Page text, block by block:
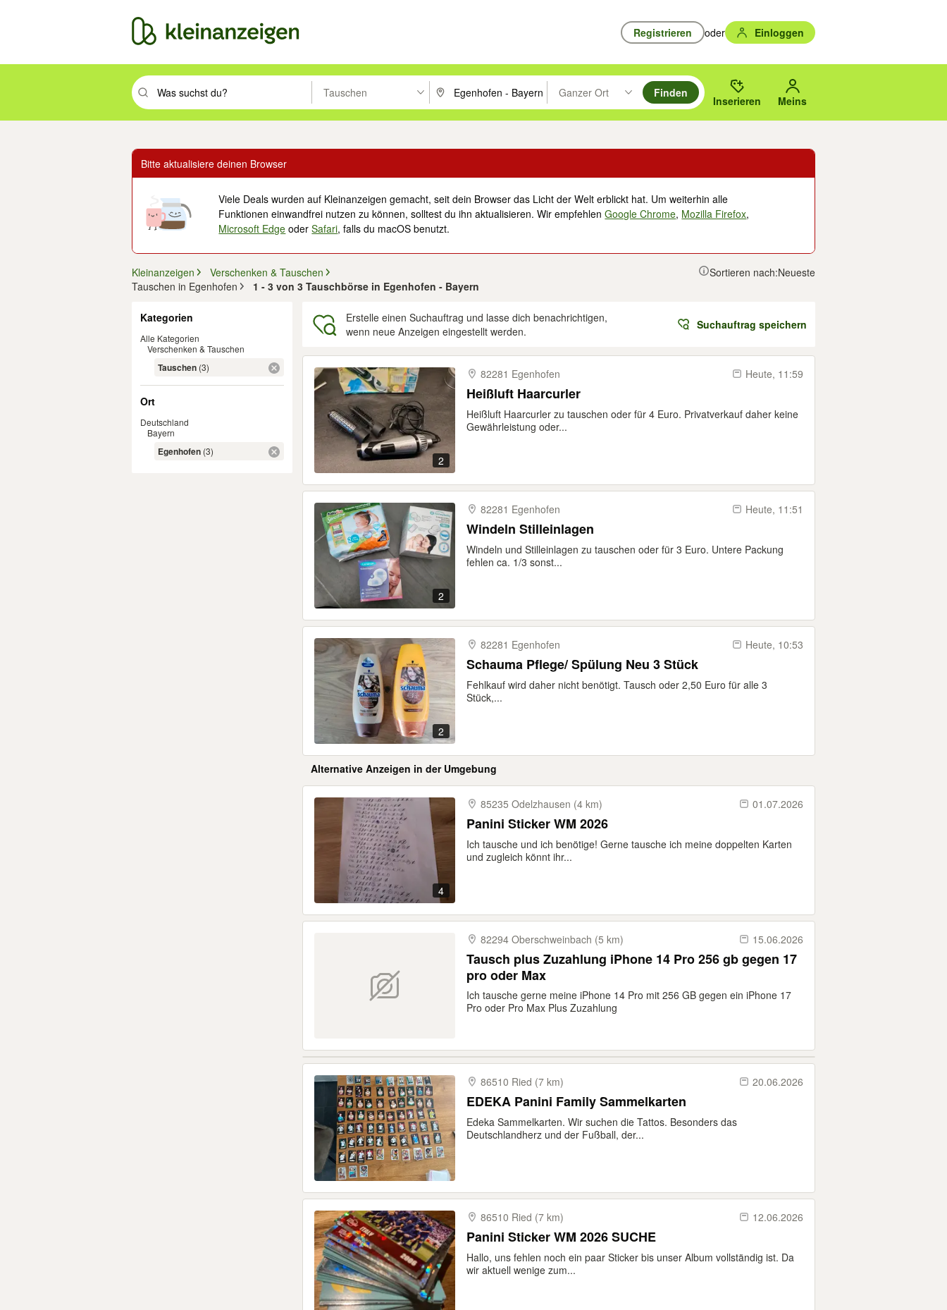
Registrieren oder Einloggen
Suchbegriff eingeben. Eingabetaste drücken um zu suchen, oder Vorschläge mit den Pfeiltasten nach oben/unten durchsuchen und mit Eingabetaste auswählen.
Tauschen PLZ oder Ort eingeben. Eingabetaste drücken um zu suchen, oder Vorschläge mit den Pfeiltasten nach oben/
Ganzer Ort
Suche im Umkreis des gewählten Orts oder PLZ.
Finden
Inserieren Meins
Bitte aktualisiere deinen Browser
Viele Deals wurden auf Kleinanzeigen gemacht, seit dein Browser das Licht der Welt erblickt hat. Um weiterhin alle
Funktionen einwandfrei nutzen zu können, solltest du ihn aktualisieren. Wir empfehlenGoogle Chrome, Mozilla Firefox,
Microsoft Edge oderSafari, falls du macOS benutzt.
Kleinanzeigen
Verschenken & Tauschen
Tauschen in Egenhofen
1 - 3 von 3 Tauschbörse in Egenhofen - Bayern
Sortieren nach:Neueste
Kategorien
Alle Kategorien
Verschenken & Tauschen
Tauschen (3)
Ort
Deutschland
Bayern
Egenhofen (3)
Erstelle einen Suchauftrag und lasse dich benachrichtigen,
wenn neue Anzeigen eingestellt werden.
Suchauftrag speichern
2
82281 Egenhofen Heute, 11:59
Heißluft Haarcurler
Heißluft Haarcurler zu tauschen oder für 4 Euro. Privatverkauf daher keine
Gewährleistung oder...
2
82281 Egenhofen Heute, 11:51
Windeln Stilleinlagen
Windeln und Stilleinlagen zu tauschen oder für 3 Euro. Untere Packung
fehlen ca. 1/3 sonst...
2
82281 Egenhofen Heute, 10:53
Schauma Pflege/ Spülung Neu 3 Stück
Fehlkauf wird daher nicht benötigt. Tausch oder 2,50 Euro für alle 3
Stück,...
Alternative Anzeigen in der Umgebung
4
85235 Odelzhausen (4 km) 01.07.2026
Panini Sticker WM 2026
Ich tausche und ich benötige! Gerne tausche ich meine doppelten Karten
und zugleich könnt ihr...
82294 Oberschweinbach (5 km) 15.06.2026
Tausch plus Zuzahlung iPhone 14 Pro 256 gb gegen 17
pro oder Max
Ich tausche gerne meine iPhone 14 Pro mit 256 GB gegen ein iPhone 17
Pro oder Pro Max Plus Zuzahlung
86510 Ried (7 km) 20.06.2026
EDEKA Panini Family Sammelkarten
Edeka Sammelkarten. Wir suchen die Tattos. Besonders das
Deutschlandherz und der Fußball, der...
86510 Ried (7 km) 12.06.2026
Panini Sticker WM 2026 SUCHE
Hallo, uns fehlen noch ein paar Sticker bis unser Album vollständig ist. Da
wir aktuell wenige zum...